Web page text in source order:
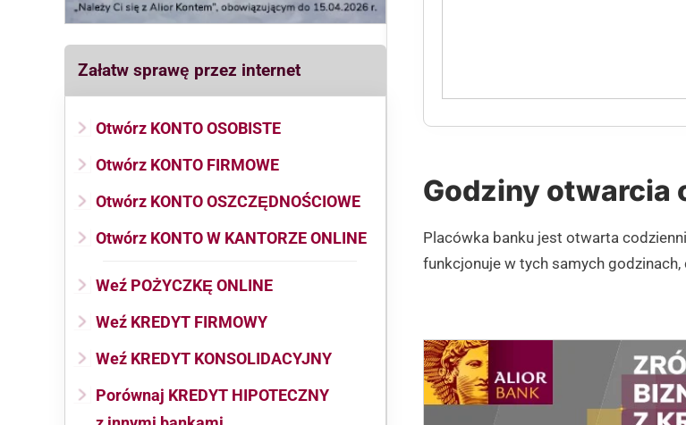
Załatw sprawę przez internet
Otwórz KONTO OSOBISTE
Otwórz KONTO FIRMOWE
Otwórz KONTO OSZCZĘDNOŚCIOWE
Otwórz KONTO W KANTORZE ONLINE
Weź POŻYCZKĘ ONLINE
Weź KREDYT FIRMOWY
Weź KREDYT KONSOLIDACYJNY
Porównaj KREDYT HIPOTECZNY
Godziny otwarcia
Placówka banku jest otwarta
funkcjonuje w tych samych